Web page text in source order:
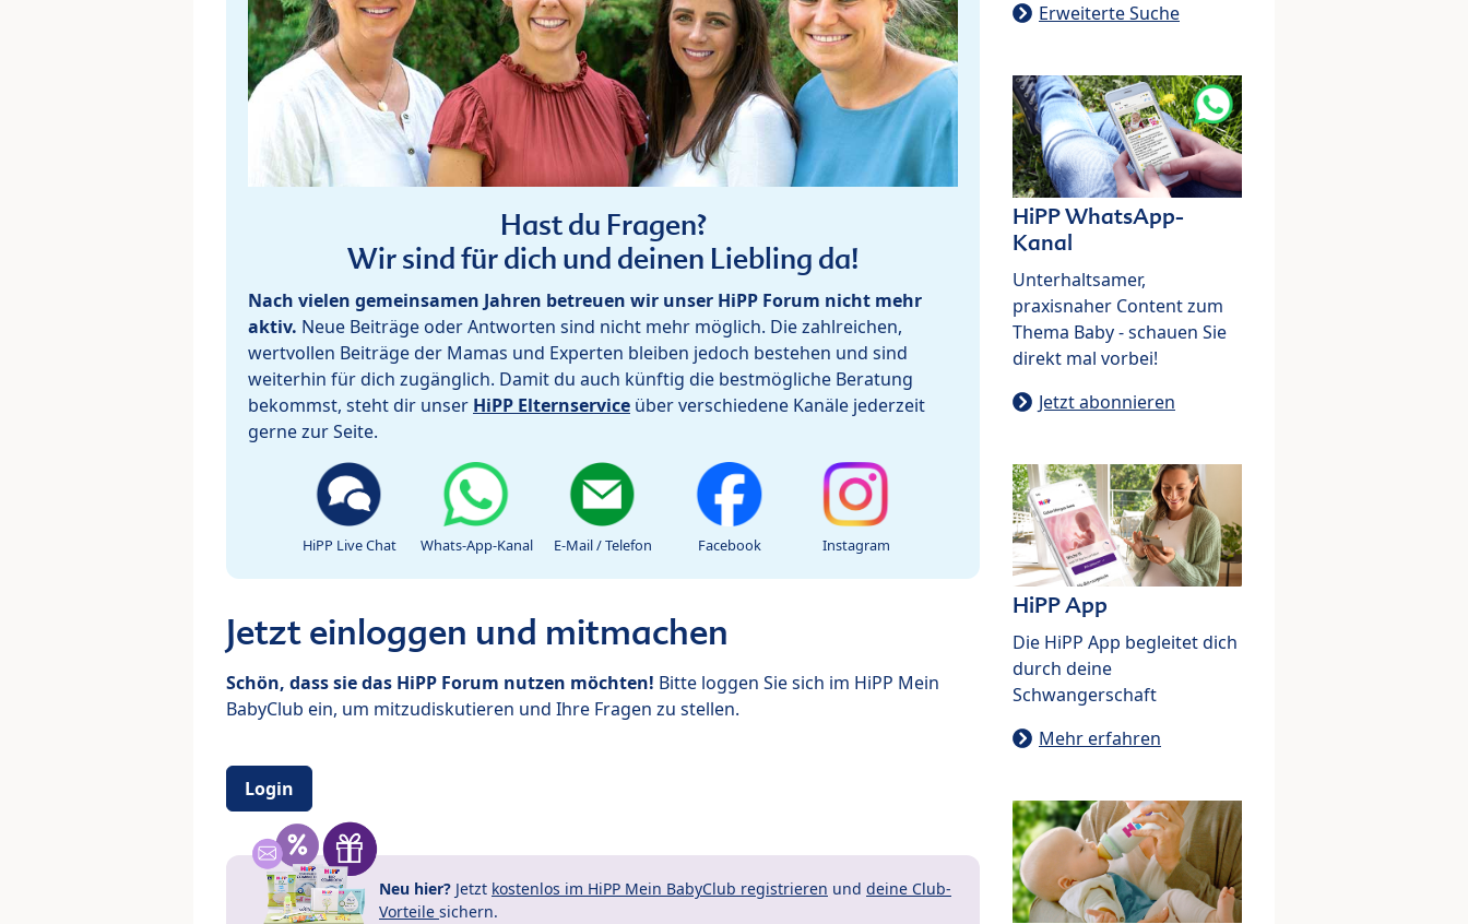
Hast du Fragen?
Wir sind für dich und deinen Liebling da!
Nach vielen gemeinsamen Jahren betreuen wir unser HiPP Forum nicht mehr
aktiv. Neue Beiträge oder Antworten sind nicht mehr möglich. Die zahlreichen,
wertvollen Beiträge der Mamas und Experten bleiben jedoch bestehen und sind
weiterhin für dich zugänglich. Damit du auch künftig die bestmögliche Beratung
bekommst, steht dir unser HiPP Elternservice über verschiedene Kanäle jederzeit
gerne zur Seite.
HiPP Live Chat Whats-App-Kanal E-Mail / Telefon Facebook Instagram
Jetzt einloggen und mitmachen
Schön, dass sie das HiPP Forum nutzen möchten! Bitte loggen Sie sich im HiPP Mein
BabyClub ein, um mitzudiskutieren und Ihre Fragen zu stellen.
Login
Neu hier? Jetzt kostenlos im HiPP Mein BabyClub registrieren und deine Club-
Vorteile sichern.
Erweiterte Suche
HiPP WhatsApp-
Kanal
Unterhaltsamer,
praxisnaher Content zum
Thema Baby - schauen Sie
direkt mal vorbei!
Jetzt abonnieren
HiPP App
Die HiPP App begleitet dich
durch deine
Schwangerschaft
Mehr erfahren